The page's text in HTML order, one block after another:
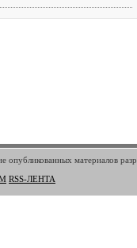
опубликованных материалов
RSS-ЛЕНТА